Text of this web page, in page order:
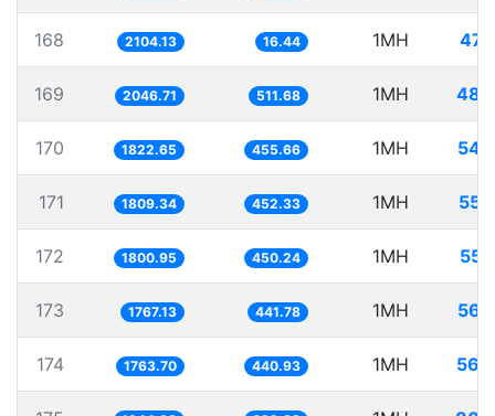
168 2104.13 16.44 1MH
169 2046.71 511.68 1MH
170 1822.65 455.66 1MH
171 1809.34 452.33 1MH
172 1800.95 450.24 1MH
173 1767.13 441.78 1MH
174 1763.70 440.93 1MH